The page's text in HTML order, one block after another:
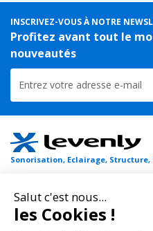
INSCRIVEZ-VOUS À NOTRE
Profitez avant tout le
nouveautés
Sonorisation, Eclairage, Structure,
Nous vous proposons un large
d'éclairage, public-address et
structures scéniques et structures